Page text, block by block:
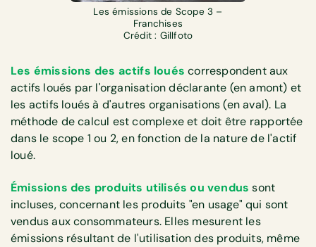
Les émissions de Scope 3 –
Franchises
Crédit : Gillfoto
Les émissions des actifs loués correspondent aux
actifs loués par l'organisation déclarante (en amont) et
les actifs loués à d'autres organisations (en aval). La
méthode de calcul est complexe et doit être rapportée
dans le scope 1 ou 2, en fonction de la nature de l'actif
loué.
Émissions des produits utilisés ou vendus sont
incluses, concernant les produits "en usage" qui sont
vendus aux consommateurs. Elles mesurent les
émissions résultant de l'utilisation des produits, même